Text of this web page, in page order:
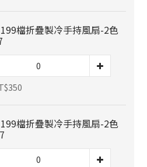
199檔折疊製冷手持風扇-2色
199檔折疊製冷手持風扇-2色